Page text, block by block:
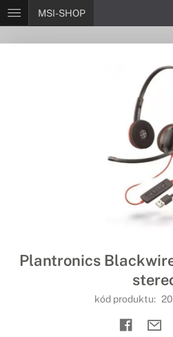
MSI-SHOP
Plantronics
kód produktu: